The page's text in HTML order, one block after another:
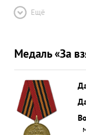
Ещё
Медаль «За